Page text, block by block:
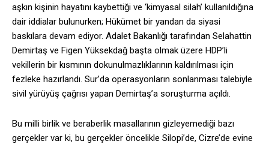
aşkın kişinin hayatını kaybettiği ve ‘kimyasal silah’ kullanıldığına
dair iddialar bulunurken; Hükümet bir yandan da siyasi
baskılara devam ediyor. Adalet Bakanlığı tarafından Selahattin
Demirtaş ve Figen Yüksekdağ başta olmak üzere HDP’li
vekillerin bir kısmının dokunulmazlıklarının kaldırılması için
fezleke hazırlandı. Sur’da operasyonların sonlanması talebiyle
sivil yürüyüş çağrısı yapan Demirtaş’a soruşturma açıldı.
Bu milli birlik ve beraberlik masallarının gizleyemediği bazı
gerçekler var ki, bu gerçekler öncelikle Silopi’de, Cizre’de evine